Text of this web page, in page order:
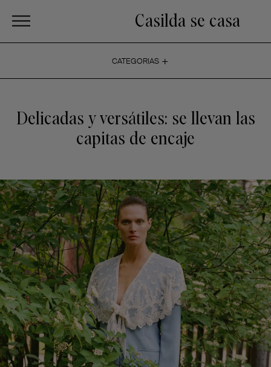
Casilda se casa
CATEGORIAS +
Delicadas y versátiles: se llevan las
capitas de encaje